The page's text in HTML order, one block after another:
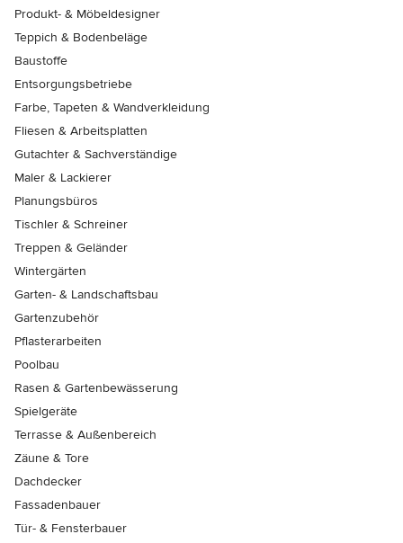
Produkt- & Möbeldesigner
Teppich & Bodenbeläge
Baustoffe
Entsorgungsbetriebe
Farbe, Tapeten & Wandverkleidung
Fliesen & Arbeitsplatten
Gutachter & Sachverständige
Maler & Lackierer
Planungsbüros
Tischler & Schreiner
Treppen & Geländer
Wintergärten
Garten- & Landschaftsbau
Gartenzubehör
Pflasterarbeiten
Poolbau
Rasen & Gartenbewässerung
Spielgeräte
Terrasse & Außenbereich
Zäune & Tore
Dachdecker
Fassadenbauer
Tür- & Fensterbauer